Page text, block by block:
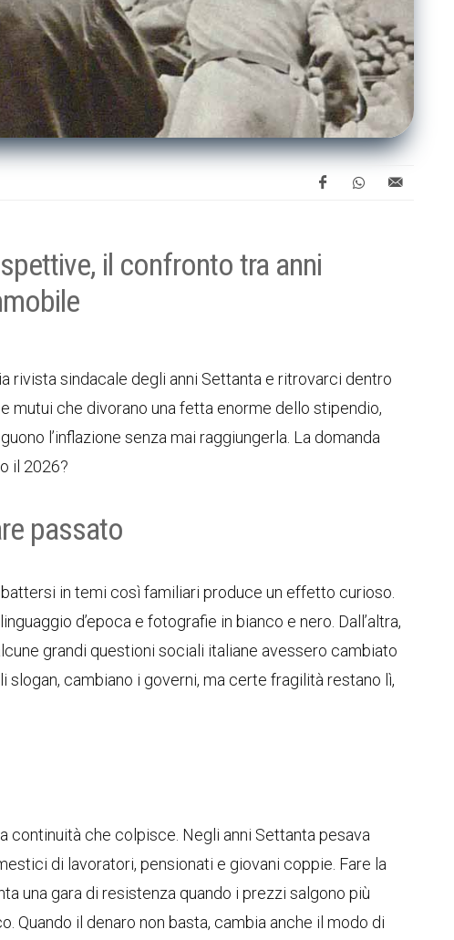
il confronto tra anni
rivista sindacale degli anni Settanta e ritrovarci dentro
mutui che divorano una fetta enorme dello stipendio,
l’inflazione senza mai raggiungerla. La domanda
il 2026?
passato
in temi così familiari produce un effetto curioso.
d’epoca e fotografie in bianco e nero. Dall’altra,
grandi questioni sociali italiane avessero cambiato
slogan, cambiano i governi, ma certe fragilità restano lì,
continuità che colpisce. Negli anni Settanta pesava
di lavoratori, pensionati e giovani coppie. Fare la
una gara di resistenza quando i prezzi salgono più
Quando il denaro non basta, cambia anche il modo di